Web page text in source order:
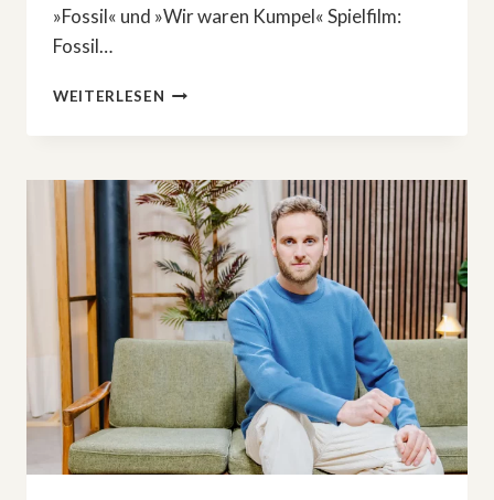
»Fossil« und »Wir waren Kumpel« Spielfilm:
Fossil…
WEITERLESEN STRUKTURWANDEL
ZEITENWENDE:
UND
»WIR
WAREN
KUMPEL«